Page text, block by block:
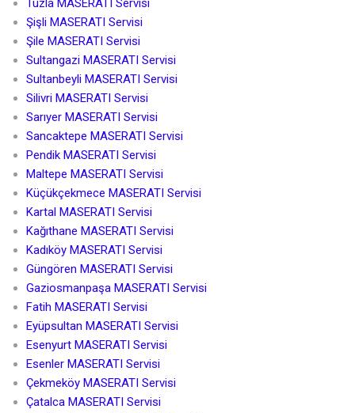
Tuzla MASERATI Servisi
Şişli MASERATI Servisi
Şile MASERATI Servisi
Sultangazi MASERATI Servisi
Sultanbeyli MASERATI Servisi
Silivri MASERATI Servisi
Sarıyer MASERATI Servisi
Sancaktepe MASERATI Servisi
Pendik MASERATI Servisi
Maltepe MASERATI Servisi
Küçükçekmece MASERATI Servisi
Kartal MASERATI Servisi
Kağıthane MASERATI Servisi
Kadıköy MASERATI Servisi
Güngören MASERATI Servisi
Gaziosmanpaşa MASERATI Servisi
Fatih MASERATI Servisi
Eyüpsultan MASERATI Servisi
Esenyurt MASERATI Servisi
Esenler MASERATI Servisi
Çekmeköy MASERATI Servisi
Çatalca MASERATI Servisi